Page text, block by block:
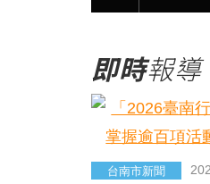
即時報導
台南市新聞